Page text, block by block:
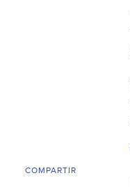
COMPARTIR